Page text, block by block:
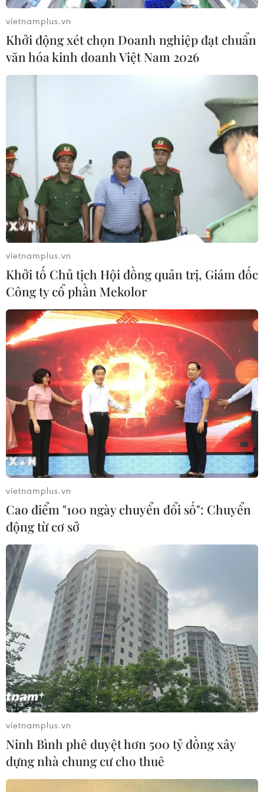
Người nhập cư đầu tiên nắm giữ vị trí Bộ
02/02/2021 23:22
Ông Alejandro Mayorkas sẽ giám sát một bộ phận gồm
240.000 nhân viên chịu trách nhiệm về an ninh biên
giới, thực thi nhập cư, an ninh mạng và sẵn sàng cứu
trợ thảm họa, cùng các nhiệm vụ khác.
vietnamplus.vn
Khởi động xét chọn Doanh nghiệp đạt chuẩn
văn hóa kinh doanh Việt Nam 2026
vietnamplus.vn
Khởi tố Chủ tịch Hội đồng quản trị, Giám đốc
Công ty cổ phần Mekolor
vietnamplus.vn
Cao điểm "100 ngày chuyển đổi số": Chuyển
động từ cơ sở
vietnamplus.vn
Ninh Bình phê duyệt hơn 500 tỷ đồng xây
dựng nhà chung cư cho thuê